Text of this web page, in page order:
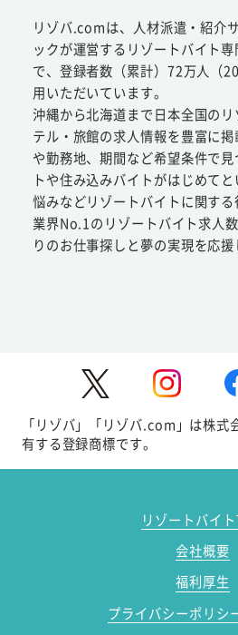
リゾバ.comは、人材派遣・紹介
ックが運営するリゾートバイト
で、登録者数（累計）72万人（
用いただいています。
沖縄から北海道まで日本全国の
テル・旅館の求人情報を豊富に
や勤務地、期間など希望条件で
トや住み込みバイトがはじめて
悩みなどリゾートバイトに関する
業界No.1のリゾートバイト求人
りのお仕事探しと夢の実現を応援
「リゾバ」「リゾバ.com」は株式
有する登録商標です。
リゾートバイ
会社概要
福利厚生
プライバシーポリシ